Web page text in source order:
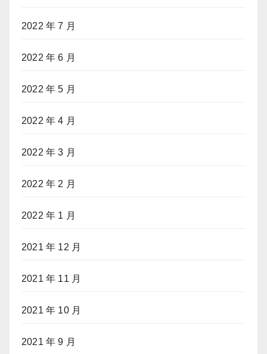
2022 年 7 月
2022 年 6 月
2022 年 5 月
2022 年 4 月
2022 年 3 月
2022 年 2 月
2022 年 1 月
2021 年 12 月
2021 年 11 月
2021 年 10 月
2021 年 9 月